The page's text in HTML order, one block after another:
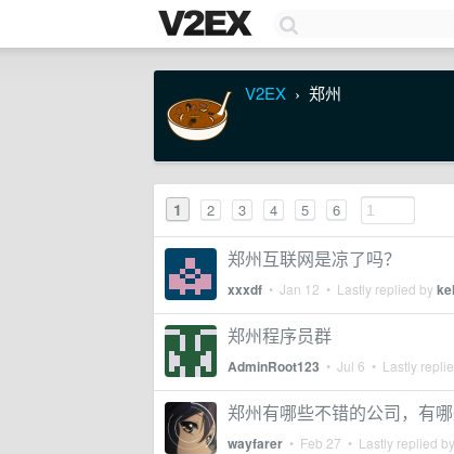
V2EX › 郑州
1 2 3 4 5 6
郑州互联网是凉了吗？
xxxdf • Jan 12 • Lastly replied by
郑州程序员群
AdminRoot123 • Jul 6 • Lastly
郑州有哪些不错的公司，有
wayfarer • Feb 27 • Lastly replied by